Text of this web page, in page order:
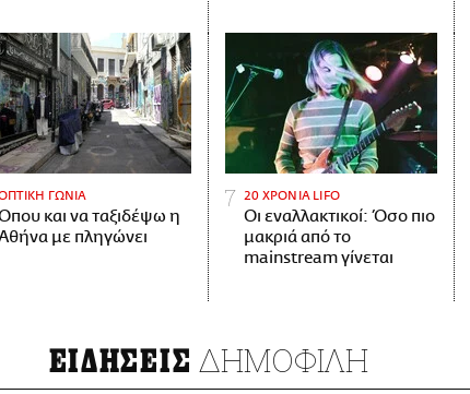
ΓΩΝΙΑ
και να ταξιδέψω η
με πληγώνει
20 ΧΡΟΝΙΑ LIFO
Οι εναλλακτικοί: Όσο πιο
μακριά από το
mainstream γίνεται
ΕΙΔΗΣΕΙΣ ΔΗΜΟΦΙΛΗ